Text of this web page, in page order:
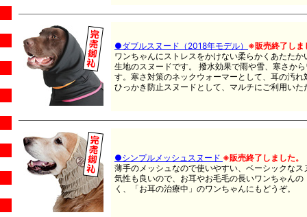
●ダブルスヌード（2018年モデル） ※販売終了しま
ワンちゃんにストレスをかけない柔らかくあたた
生地のスヌードです。 撥水効果で雨や雪、寒さか
す。寒さ対策のネックウォーマーとして、耳の汚
ひっかき防止スヌードとして、マルチにご利用いた
●シンプルメッシュスヌード ※販売終了しました。
薄手のメッシュなので使いやすい、ベーシックな
気性も良いので、お耳やお毛毛の長いワンちゃん
く、「お耳の治療中」のワンちゃんにもどうぞ。